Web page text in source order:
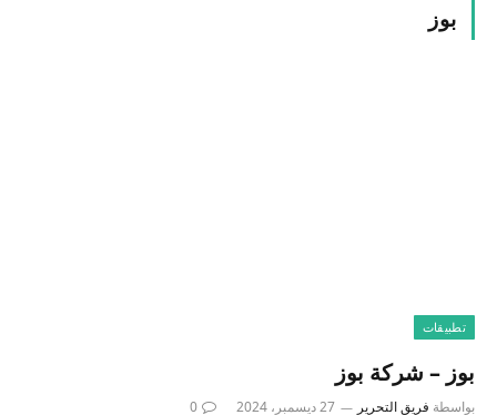
بوز
تطبيقات
بوز – شركة بوز
بواسطة فريق التحرير 27 ديسمبر، 2024 0